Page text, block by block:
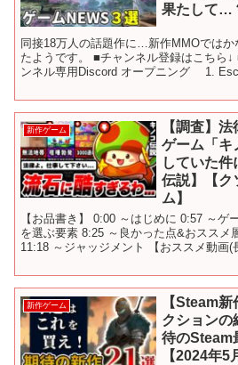
果たして…
同接18万人の話題作に…新作MMOでは
たようです。 ■チャンネル登録はこちら
ンネル専用Discord オープニング 1.
新作ゲーム
【調査】
ゲーム「キ
していた
伝説】【ク
ム】
【お品書き】 0:00 ～はじめに 0:57 ～ゲ
を選ぶ要素 8:25 ～良かった点&おススメ
11:18 ～ジャッジメント 【おススメ動画(
新作ゲーム
【Steam
クションの
待のSteam
【2024年5